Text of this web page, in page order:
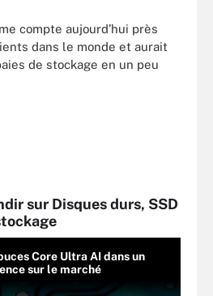
compte aujourd’hui près
dans le monde et aurait
de stockage en un peu
sur Disques durs, SSD
Core Ultra AI dans un
sur le marché